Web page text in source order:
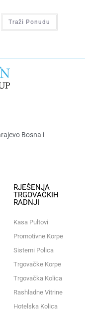
Traži Ponudu
Bosna i
RJEŠENJA
TRGOVAČKIH
RADNJI
Kasa Pultovi
Promotivne Korpe
Sistemi Polica
Trgovačke Korpe
Trgovačka Kolica
Rashladne Vitrine
Hotelska Kolica